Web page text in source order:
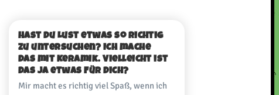
Hast du Lust etwas so richtig
zu untersuchen? Ich mache
das mit Keramik. Vielleicht ist
das ja etwas für dich?
Mir macht es richtig viel Spaß, wenn ich